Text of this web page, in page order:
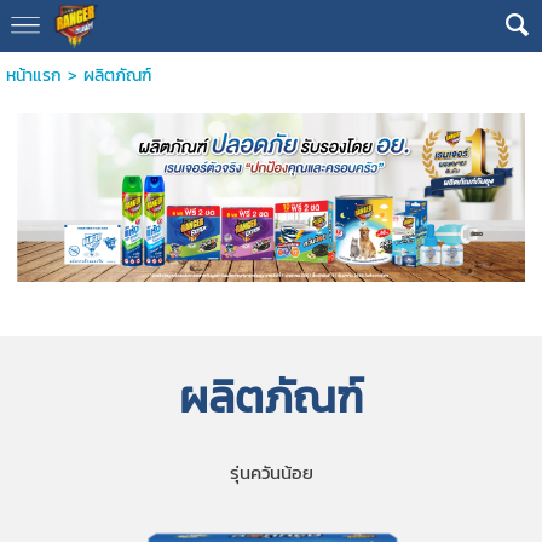
หน้าแรก > ผลิตภัณฑ์
ผลิตภัณฑ์
รุ่นควันน้อย